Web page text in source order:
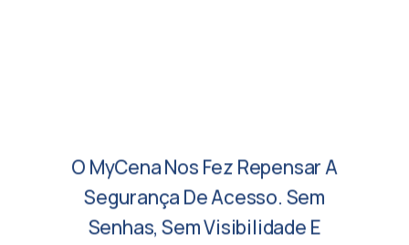
Senhas, Sem Visibilidade E
Sem Ameaça De Phishing
Desde A Implantação.